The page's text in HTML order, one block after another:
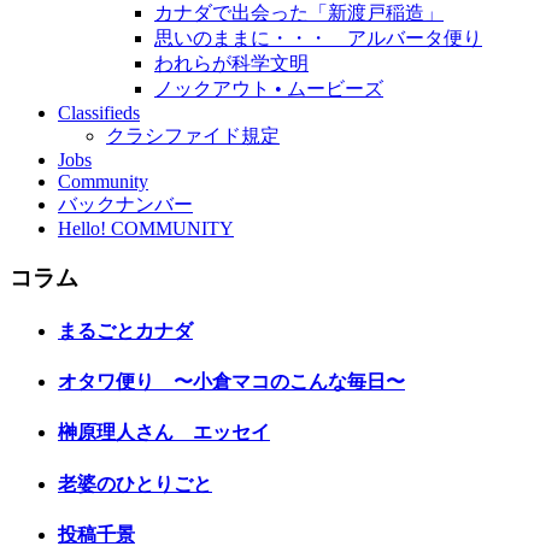
カナダで出会った「新渡戸稲造」
思いのままに・・・ アルバータ便り
われらが科学文明
ノックアウト • ムービーズ
Classifieds
クラシファイド規定
Jobs
Community
バックナンバー
Hello! COMMUNITY
コラム
まるごとカナダ
オタワ便り 〜小倉マコのこんな毎日〜
榊原理人さん エッセイ
老婆のひとりごと
投稿千景